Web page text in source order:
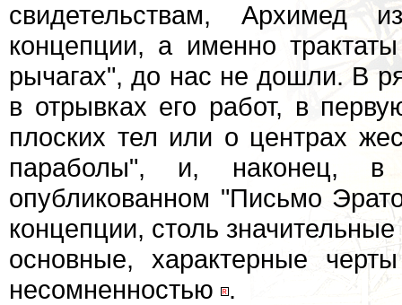
свидетельствам, Архимед
концепции, а именно
рычагах", до нас не дошли. В
в отрывках его работ, в
плоских тел или о центрах
параболы", и, наконец, в
опубликованном "Письмо
концепции, столь
основные, характерные
несомненностью
.